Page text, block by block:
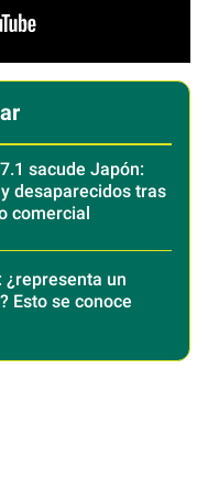
sacude Japón:
desaparecidos tras
comercial
¿representa un
Esto se conoce